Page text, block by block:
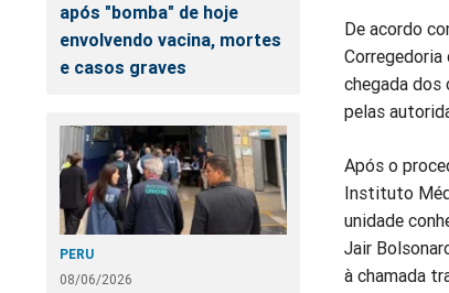
após "bomba" de hoje
envolvendo vacina, mortes
e casos graves
PERU
08/06/2026
De acordo
chegada dos
pelas
Após o
Instituto
unidade
Jair
à chamada